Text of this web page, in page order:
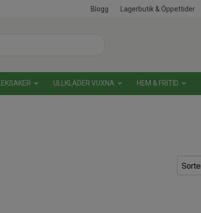
Blogg Lagerbutik & Öppettider
LEKSAKER ULLKLÄDER VUXNA HEM & FRITID